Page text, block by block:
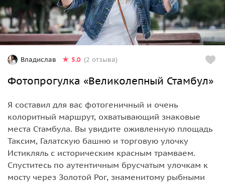
Владислав 5.0 (2 отзыва)
Фотопрогулка «Великолепный Стамбул»
Я составил для вас фотогеничный и очень
колоритный маршрут, охватывающий знаковые
места Стамбула. Вы увидите оживленную площадь
Таксим, Галатскую башню и торговую улочку
Истикляль с историческим красным трамваем.
Спуститесь по аутентичным брусчатым улочкам к
мосту через Золотой Рог, знаменитому рыбными